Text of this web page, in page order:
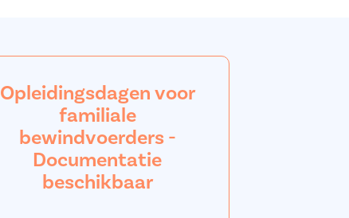
Opleidingsdagen voor
familiale
bewindvoerders -
Documentatie
beschikbaar